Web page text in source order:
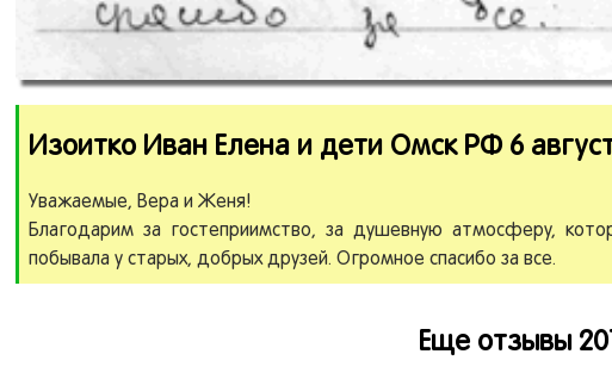
Изоитко Иван Елена и дети Омск РФ 6
Уважаемые, Вера и Женя!
Благодарим за гостеприимство, за душевную атмосферу,
побывала у старых, добрых друзей. Огромное спасибо за все.
Еще отзывы